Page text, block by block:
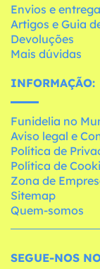
Envios e
Artigos e Guia
Devoluções
Mais dúvidas
INFORMAÇÃO:
Funidelia no
Aviso legal e
Política de
Política de
Zona de
Sitemap
Quem-somos
SEGUE-NOS